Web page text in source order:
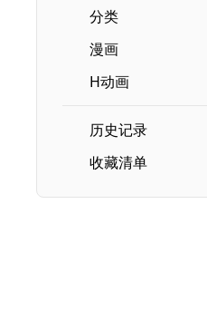
分类
漫画
H动画
历史记录
收藏清单